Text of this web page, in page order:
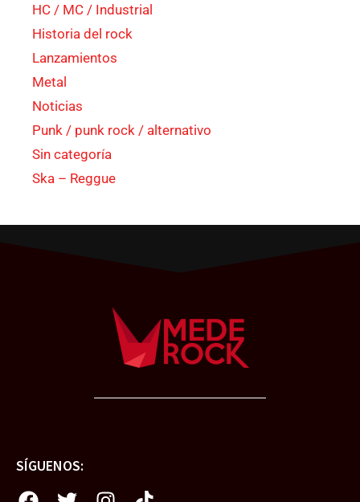
HC / MC / Industrial
Historia del rock
Lanzamientos
Metal
Noticias
Punk / punk rock / alternativo
Sin categoría
Ska – Reggue
SÍGUENOS: